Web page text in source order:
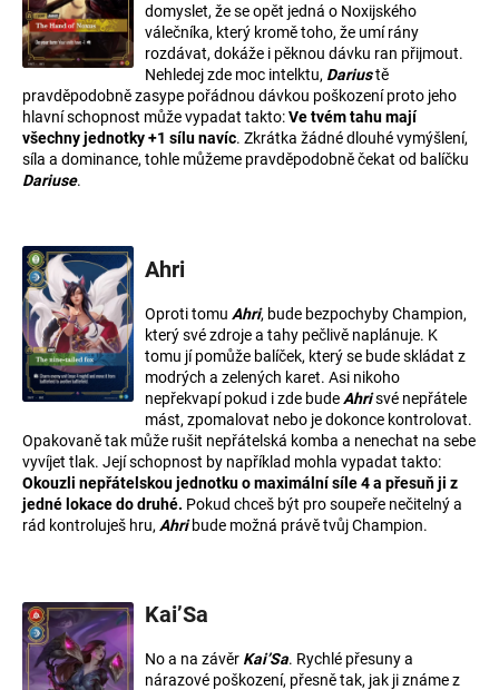
domyslet, že se opět jedná o Noxijského
válečníka, který kromě toho, že umí rány
rozdávat, dokáže i pěknou dávku ran přijmout.
Nehledej zde moc intelktu, Dariustě
pravděpodobně zasype pořádnou dávkou poškození proto jeho
hlavní schopnost může vypadat takto:Ve tvém tahu mají
všechny jednotky +1 sílu navíc. Zkrátka žádné dlouhé vymýšlení,
síla a dominance, tohle můžeme pravděpodobně čekat od balíčku
Dariuse.
Ahri
Oproti tomu Ahri, bude bezpochyby Champion,
který své zdroje a tahy pečlivě naplánuje. K
tomu jí pomůže balíček, který se bude skládat z
modrých a zelených karet. Asi nikoho
nepřekvapí pokud i zde bude Ahrisvé nepřátele
mást, zpomalovat nebo je dokonce kontrolovat.
Opakovaně tak může rušit nepřátelská komba a nenechat na sebe
vyvíjet tlak. Její schopnost by například mohla vypadat takto:
Okouzli nepřátelskou jednotku o maximální síle 4 a přesuň ji z
jedné lokace do druhé. Pokud chceš být pro soupeře nečitelný a
rád kontroluješ hru, Ahribude možná právě tvůj Champion.
Kai’Sa
No a na závěr Kai’Sa. Rychlé přesuny a
nárazové poškození, přesně tak, jak ji známe z